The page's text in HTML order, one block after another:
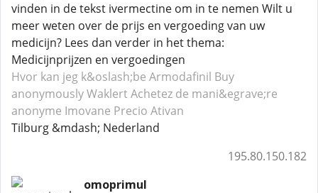
vinden in de tekst ivermectine om in te nemen Wilt u
meer weten over de prijs en vergoeding van uw
medicijn? Lees dan verder in het thema:
Medicijnprijzen en vergoedingen
Hvor kan jeg k&oslash;be Armodafinil Buy
anonymously WaklertAchetez de mani&egrave;re
anonyme Imovane Precio Ativan
Tilburg &mdash; Nederland
195.80.150.182
omoprimul